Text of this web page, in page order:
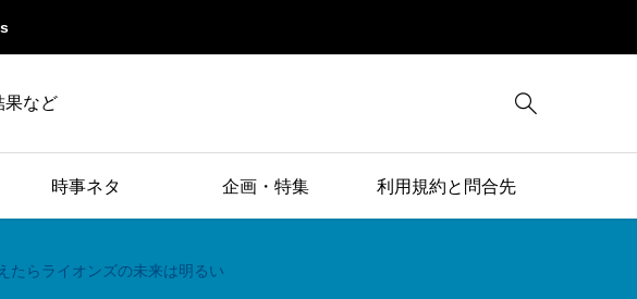
果など 
時事ネタ 企画・特集 利用規約と問合先
たらライオンズの未来は明るい